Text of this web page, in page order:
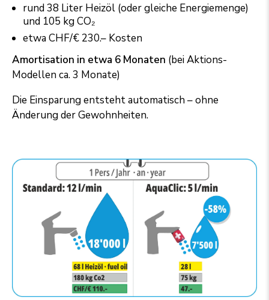
rund 38 Liter Heizöl (oder gleiche Energiemenge)
und 105 kg CO₂
etwa CHF/€ 230.– Kosten
Amortisation in etwa 6 Monaten (bei Aktions-
Modellen ca. 3 Monate)
Die Einsparung entsteht automatisch – ohne
Änderung der Gewohnheiten.